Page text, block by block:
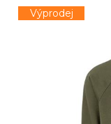
Výprodej